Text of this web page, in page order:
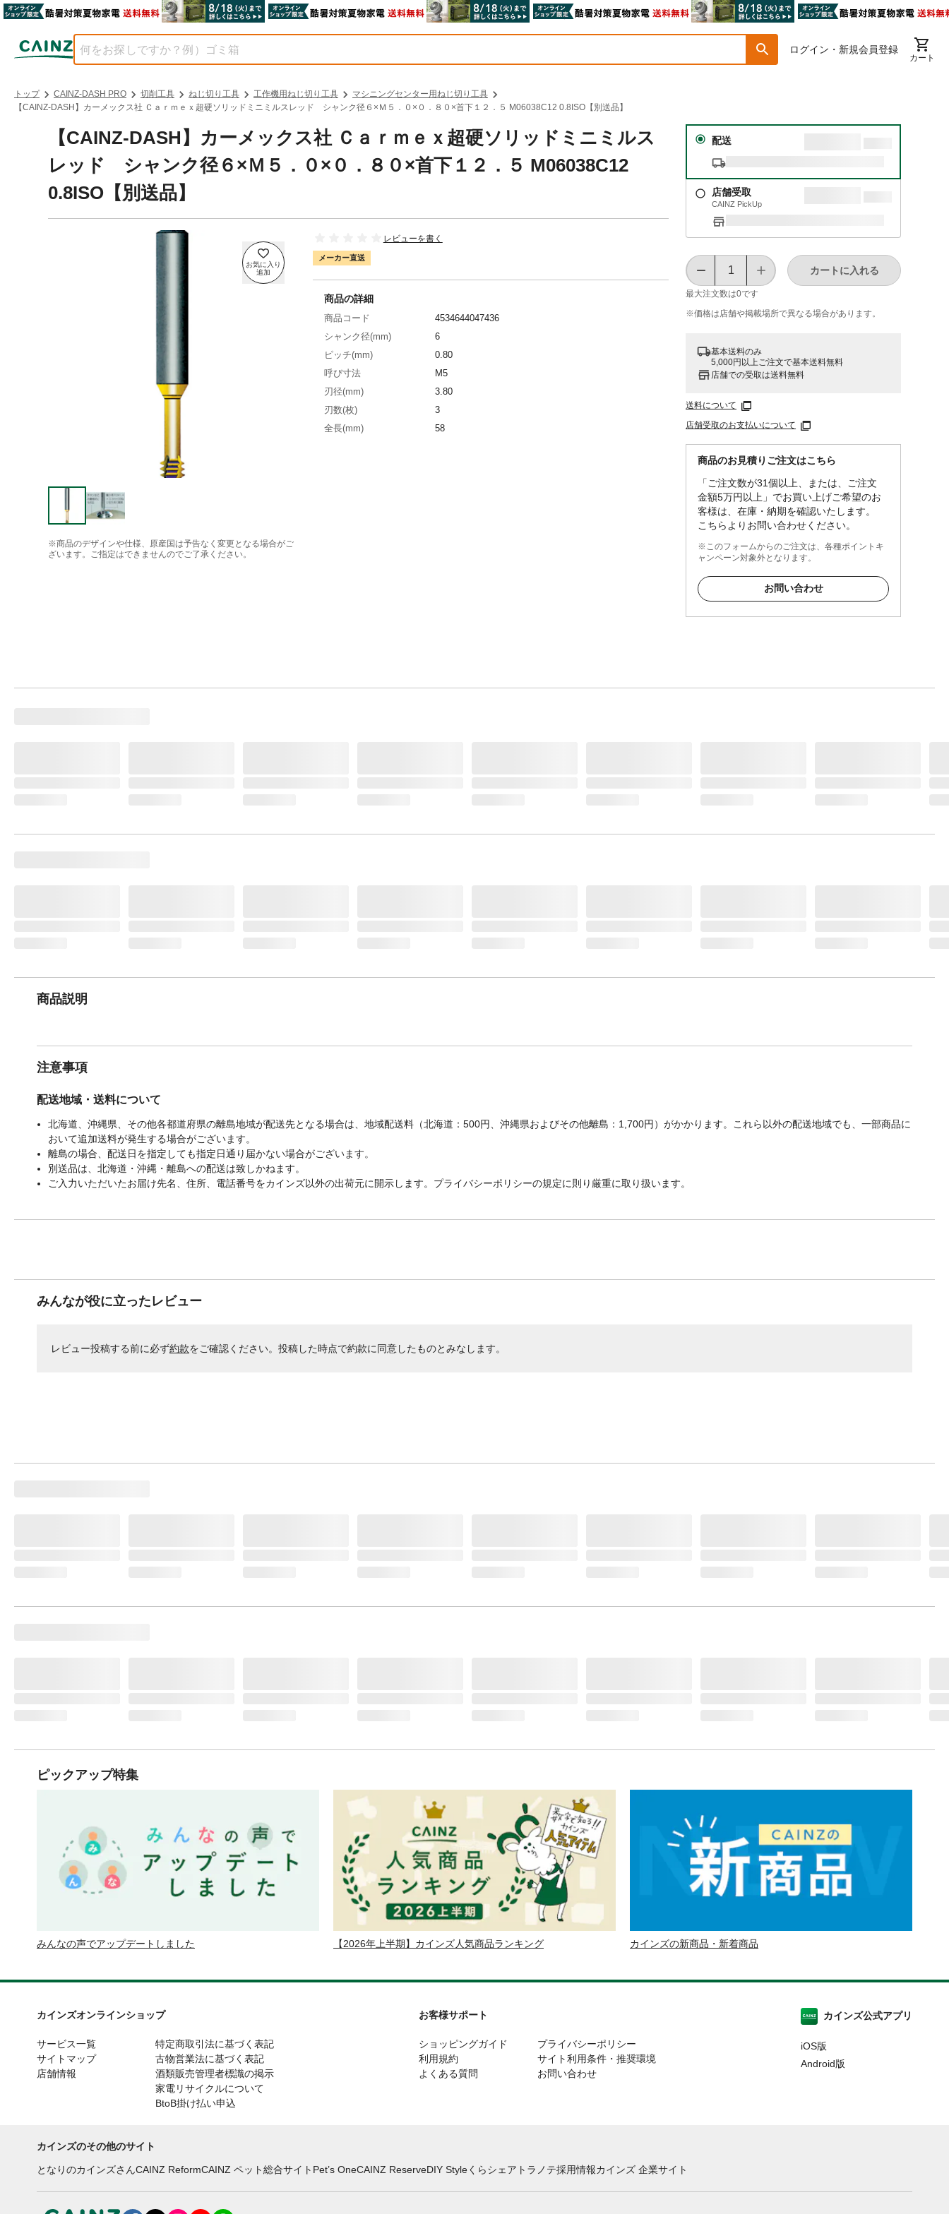
ログイン・新規会員登録
カート
トップ CAINZ-DASH PRO 切削工具 ねじ切り工具 工作機用ねじ切り工具
マシニングセンター用ねじ切り工具
【CAINZ-DASH】カーメックス社 Ｃａｒｍｅｘ超硬ソリッドミニミルスレッド シャンク径６×Ｍ５．０×０．８０×首下１２．５ M06038C12 0.8ISO【別送品】
【CAINZ-DASH】カーメックス社 Ｃａｒｍｅｘ超硬ソリッドミニミルス
レッド シャンク径６×Ｍ５．０×０．８０×首下１２．５ M06038C12
0.8ISO【別送品】
※商品のデザインや仕様、原産国は予告なく変更となる場合がご
ざいます。ご指定はできませんのでご了承ください。
レビューを書く
メーカー直送
配送
店舗受取
CAINZ PickUp
最大注文数は0です
カートに入れる
※価格は​店舗や​掲載場所で​異なる​場合が​あります。
基本送料のみ
5,000円以上ご注文で基本送料無料
店舗での受取は送料無料
送料について
店舗受取のお支払いについて
商品のお見積りご注文はこちら
「ご注文数が31個以上、または、ご注文
金額5万円以上」でお買い上げご希望のお
客様は、在庫・納期を確認いたします。
こちらよりお問い合わせください。
※このフォームからのご注文は、各種ポイントキ
ャンペーン対象外となります。
お問い合わせ
商品の詳細
商品コード
4534644047436
シャンク径(mm)
6
ピッチ(mm)
0.80
呼び寸法
M5
刃径(mm)
3.80
刃数(枚)
3
全長(mm)
58
商品説明
注意事項
配送地域・送料について
北海道、沖縄県、その他各都道府県の離島地域が配送先となる場合は、地域配送料（北海道：500円、沖縄県およびその他離島：1,700円）がかかります。これら以外の配送地域でも、一部商品に
おいて追加送料が発生する場合がございます。
離島の場合、配送日を指定しても指定日通り届かない場合がございます。
別送品は、北海道・沖縄・離島への配送は致しかねます。
ご入力いただいたお届け先名、住所、電話番号をカインズ以外の出荷元に開示します。プライバシーポリシーの規定に則り厳重に取り扱います。
みんなが役に立ったレビュー
レビュー投稿する前に必ず約款をご確認ください。投稿した時点で約款に同意したものとみなします。
ピックアップ特集
みんなの声でアップデートしました 【2026年上半期】カインズ人気商品ランキング カインズの新商品・新着商品
カインズオンラインショップ
サービス一覧
サイトマップ
店舗情報
特定商取引法に基づく表記
古物営業法に基づく表記
酒類販売管理者標識の掲示
家電リサイクルについて
BtoB掛け払い申込
お客様サポート
ショッピングガイド
利用規約
よくある質問
プライバシーポリシー
サイト利用条件・推奨環境
お問い合わせ
カインズ公式アプリ
iOS版
Android版
カインズのその他のサイト
となりのカインズさんCAINZ ReformCAINZ ペット総合サイト Pet’s OneCAINZ ReserveDIY Styleくらシェア トラノテ採用情報カインズ 企業サイト